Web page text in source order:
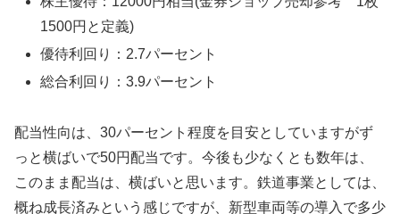
1500円と定義)
優待利回り：2.7パーセント
総合利回り：3.9パーセント
配当性向は、30パーセント程度を目安としていますがず
っと横ばいで50円配当です。今後も少なくとも数年は、
このまま配当は、横ばいと思います。鉄道事業としては、
概ね成長済みという感じですが、新型車両等の導入で多少